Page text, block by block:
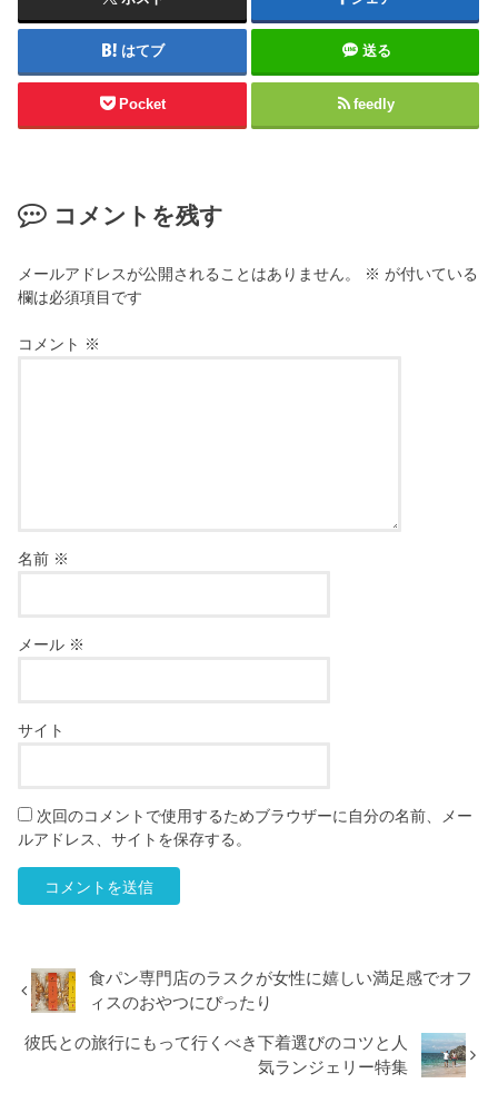
はてブ 送る
Pocket feedly
コメントを残す
メールアドレスが公開されることはありません。 ※ が付いている
欄は必須項目です
コメント ※
名前 ※
メール ※
サイト
次回のコメントで使用するためブラウザーに自分の名前、メー
ルアドレス、サイトを保存する。
食パン専門店のラスクが女性に嬉しい満足感でオフ
ィスのおやつにぴったり
彼氏との旅行にもって行くべき下着選びのコツと人
気ランジェリー特集